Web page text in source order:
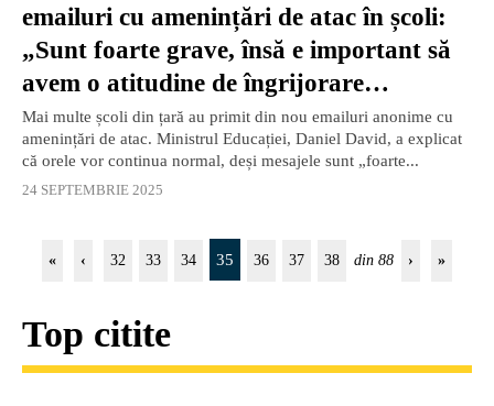
emailuri cu amenințări de atac în școli:
„Sunt foarte grave, însă e important să
avem o atitudine de îngrijorare
responsabilă, nu de panică”
Mai multe școli din țară au primit din nou emailuri anonime cu
amenințări de atac. Ministrul Educației, Daniel David, a explicat
că orele vor continua normal, deși mesajele sunt „foarte...
24 SEPTEMBRIE 2025
« ‹ 32 33 34 35 36 37 38 din 88 › »
Top citite